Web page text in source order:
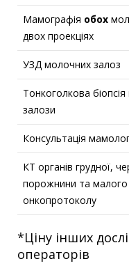
Мамографія обох
двох проекціях
УЗД молочних залоз
Тонкоголкова
залози
Консультація
КТ органів грудної,
порожнини та малого
онкопротоколу
*Ціну інших
операторів